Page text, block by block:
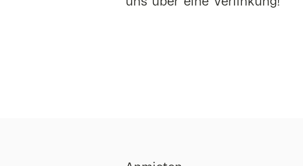
uns über eine Verlinkung!